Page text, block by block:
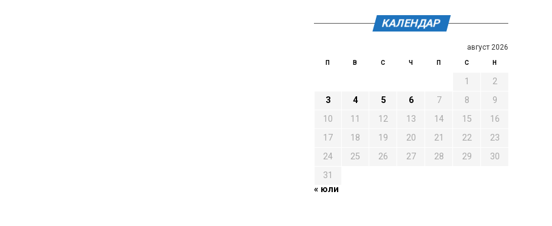
КАЛЕНДАР
август 2026
П В С Ч П С Н
1
2
3
4 5 6 7 8
9
10
11 12 13 14 15
16
17
18 19 20 21 22
23
24
25 26 27 28 29
30
31
« юли